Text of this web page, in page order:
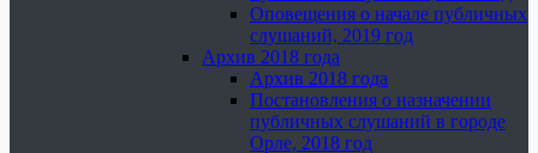
Оповещения о начале публичных
слушаний, 2019 год
Архив 2018 года
Архив 2018 года
Постановления о назначении
публичных слушаний в городе
Орле, 2018 год